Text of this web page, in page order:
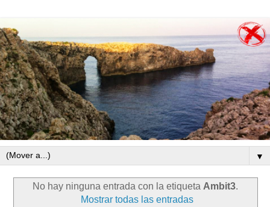
▼
No hay ninguna entrada con la etiqueta Ambit3.
Mostrar todas las entradas